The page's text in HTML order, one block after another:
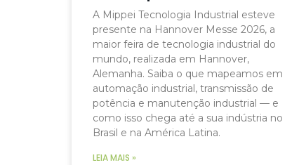
A Mippei Tecnologia Industrial esteve
presente na Hannover Messe 2026, a
maior feira de tecnologia industrial do
mundo, realizada em Hannover,
Alemanha. Saiba o que mapeamos em
automação industrial, transmissão de
potência e manutenção industrial — e
como isso chega até a sua indústria no
Brasil e na América Latina.
LEIA MAIS »